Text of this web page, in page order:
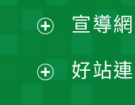
開
宣導
好站